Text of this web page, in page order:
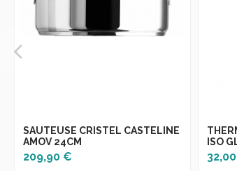
SAUTEUSE CRISTEL CASTELINE
AMOV 24CM
209,90 €
ISO